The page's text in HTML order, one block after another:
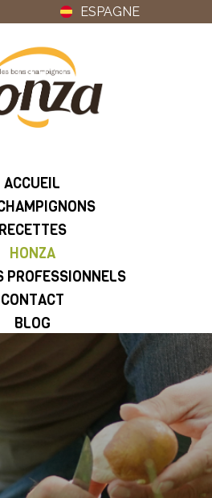
ESPAGNE
ACCUEIL
RECETTES
HONZA
PROFESSIONNELS
CONTACT
BLOG